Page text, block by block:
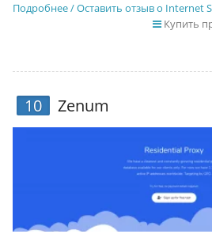
Подробнее / Оставить отзыв о Internet
Купить
10 Zenum